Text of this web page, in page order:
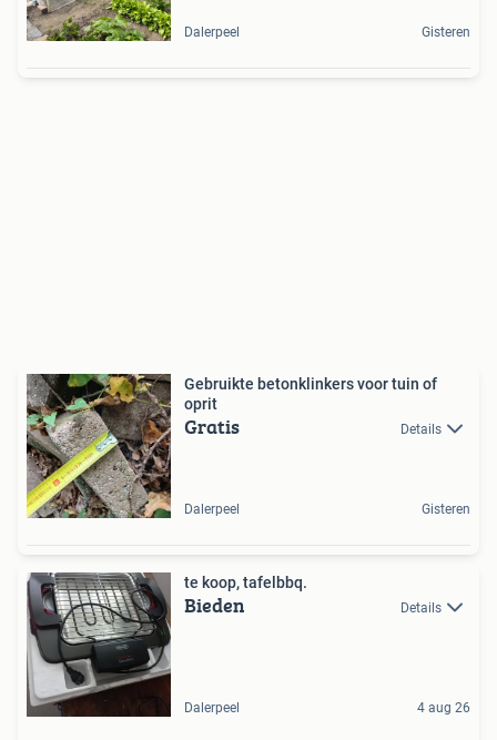
Dalerpeel Gisteren
Gebruikte betonklinkers voor tuin of
oprit
Gratis Details
Dalerpeel Gisteren
te koop, tafelbbq.
Bieden Details
Dalerpeel 4 aug 26